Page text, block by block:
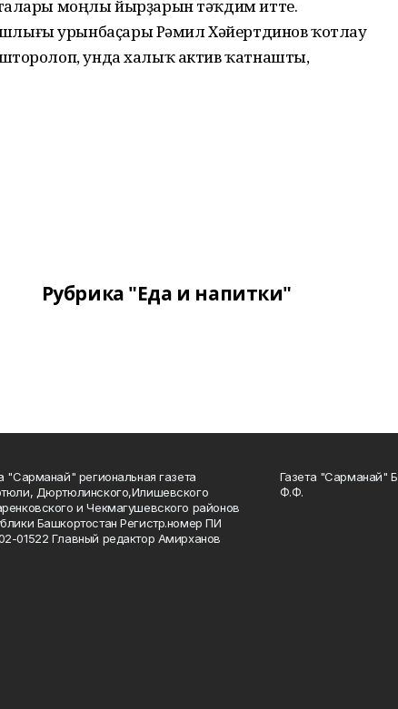
моңлы йырҙарын тәҡдим итте.
урынбаҫары Рәмил Хәйертдинов ҡотлау
унда халыҡ актив ҡатнашты,
Рубрика "Еда и напитки"
"Сарманай" региональная газета
Дюртюлинского,Илишевского
и Чекмагушевского районов
Башкортостан Регистр.номер ПИ
01522 Главный редактор Амирханов
Газета "Сарманай"
Ф.Ф.